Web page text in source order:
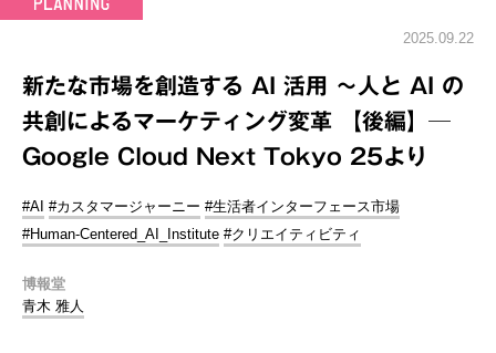
2025.09.22
新たな市場を創造する AI 活用 ～人と AI の
共創によるマーケティング変革 【後編】─
Google Cloud Next Tokyo 25より
#AI #カスタマージャーニー #生活者インターフェース市場
#Human-Centered_AI_Institute #クリエイティビティ
博報堂
青木 雅人